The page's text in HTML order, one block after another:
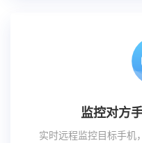
监控对方
实时远程监控目标手机